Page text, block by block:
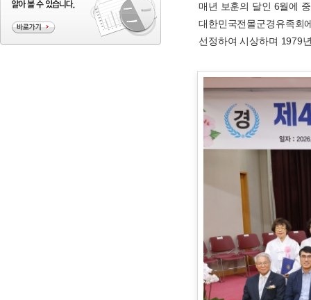
매년 보훈의 달인 6월에
대한민국전몰군경유족회
선정하여 시상하며 1979